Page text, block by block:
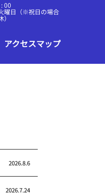
00
曜日（※祝日の場合
アクセスマップ
2026.8.6
2026.7.24